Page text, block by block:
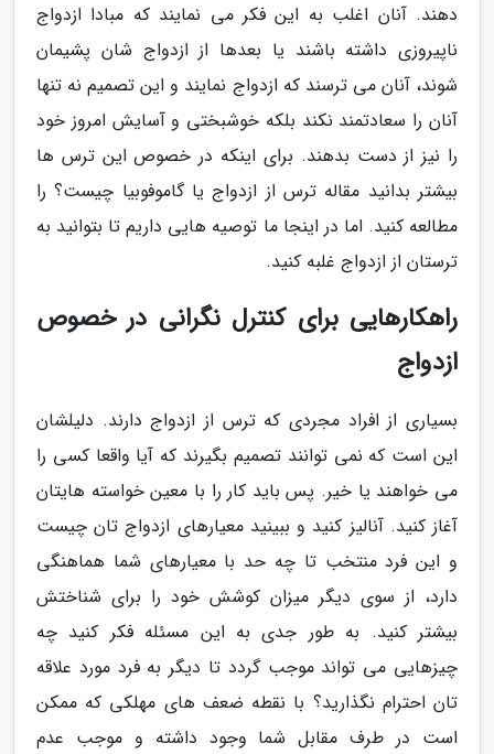
دهند. آنان اغلب به این فکر می نمایند که مبادا ازدواج
ناپیروزی داشته باشند یا بعدها از ازدواج شان پشیمان
شوند، آنان می ترسند که ازدواج نمایند و این تصمیم نه تنها
آنان را سعادتمند نکند بلکه خوشبختی و آسایش امروز خود
را نیز از دست بدهند. برای اینکه در خصوص این ترس ها
بیشتر بدانید مقاله ترس از ازدواج یا گاموفوبیا چیست؟ را
مطالعه کنید. اما در اینجا ما توصیه هایی داریم تا بتوانید به
ترستان از ازدواج غلبه کنید.
راهکارهایی برای کنترل نگرانی در خصوص
ازدواج
بسیاری از افراد مجردی که ترس از ازدواج دارند. دلیلشان
این است که نمی توانند تصمیم بگیرند که آیا واقعا کسی را
می خواهند یا خیر. پس باید کار را با معین خواسته هایتان
آغاز کنید. آنالیز کنید و ببینید معیارهای ازدواج تان چیست
و این فرد منتخب تا چه حد با معیارهای شما هماهنگی
دارد، از سوی دیگر میزان کوشش خود را برای شناختش
بیشتر کنید. به طور جدی به این مسئله فکر کنید چه
چیزهایی می تواند موجب گردد تا دیگر به فرد مورد علاقه
تان احترام نگذارید؟ با نقطه ضعف های مهلکی که ممکن
است در طرف مقابل شما وجود داشته و موجب عدم